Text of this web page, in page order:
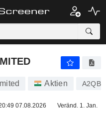
Aktien
07.08.2026 Veränd. 1. Jan.